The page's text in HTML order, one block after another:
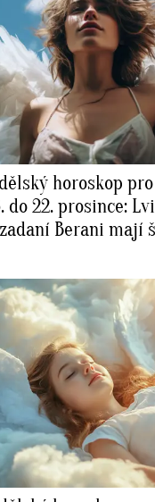
horoskop
do 22. prosince:
Berani mají